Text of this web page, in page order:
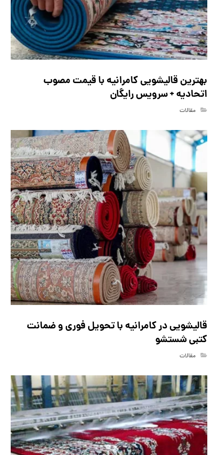
بهترین قالیشویی کامرانیه با قیمت مصوب
اتحادیه + سرویس رایگان
مقالات
قالیشویی در کامرانیه با تحویل فوری و ضمانت
کتبی شستشو
مقالات